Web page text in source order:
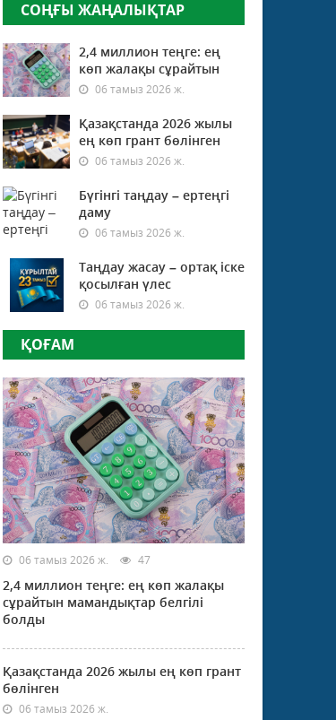
СОҢҒЫ ЖАҢАЛЫҚТАР
2,4 миллион теңге: ең
көп жалақы сұрайтын
06 тамыз 2026 ж.
Қазақстанда 2026 жылы
ең көп грант бөлінген
06 тамыз 2026 ж.
Бүгінгі таңдау – ертеңгі
даму
06 тамыз 2026 ж.
Таңдау жасау – ортақ іске
қосылған үлес
06 тамыз 2026 ж.
ҚОҒАМ
06 тамыз 2026 ж. 47
2,4 миллион теңге: ең көп жалақы
сұрайтын мамандықтар белгілі
болды
Қазақстанда 2026 жылы ең көп грант
бөлінген
06 тамыз 2026 ж.